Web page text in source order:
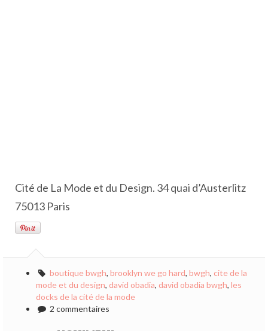
Cité de La Mode et du Design. 34 quai d’Austerlitz
75013 Paris
boutique bwgh, brooklyn we go hard, bwgh, cite de la
mode et du design, david obadia, david obadia bwgh, les
docks de la cité de la mode
2 commentaires